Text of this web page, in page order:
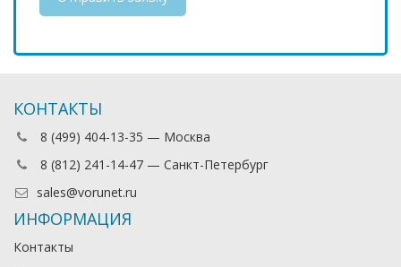
КОНТАКТЫ
8 (499) 404-13-35 — Москва
8 (812) 241-14-47 — Санкт-Петербург
sales@vorunet.ru
ИНФОРМАЦИЯ
Контакты